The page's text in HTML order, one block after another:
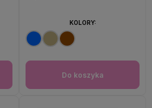
Do koszyka
KOLORY: